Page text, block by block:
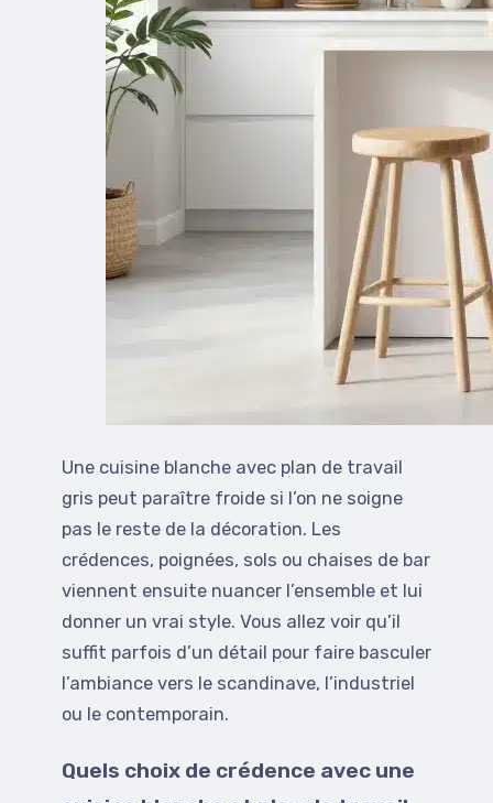
Une cuisine blanche avec plan de travail
gris peut paraître froide si l’on ne soigne
pas le reste de la décoration. Les
crédences, poignées, sols ou chaises de bar
viennent ensuite nuancer l’ensemble et lui
donner un vrai style. Vous allez voir qu’il
suffit parfois d’un détail pour faire basculer
l’ambiance vers le scandinave, l’industriel
ou le contemporain.
Quels choix de crédence avec une